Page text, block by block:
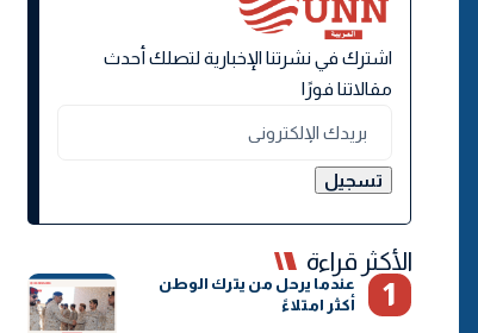
اشترك في نشرتنا الإخبارية لتصلك أحدث
مقالاتنا فورًا
الأكثر قراءة
عندما يرحل من يترك الوطن
أكثر امتلاءً